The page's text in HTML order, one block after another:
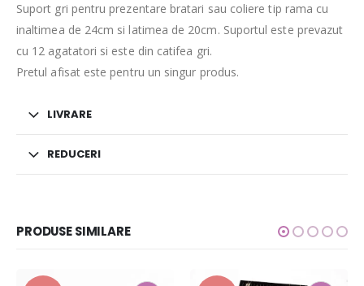
Suport gri pentru prezentare bratari sau coliere tip rama cu
inaltimea de 24cm si latimea de 20cm. Suportul este prevazut
cu 12 agatatori si este din catifea gri.
Pretul afisat este pentru un singur produs.
LIVRARE
REDUCERI
PRODUSE SIMILARE